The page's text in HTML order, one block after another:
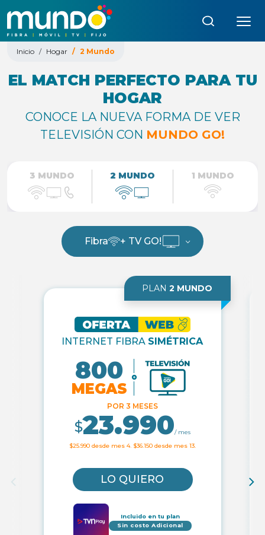
Inicio Hogar 2 Mundo
EL MATCH PERFECTO PARA TU
HOGAR
CONOCE LA NUEVA FORMA DE VER
TELEVISIÓN CON MUNDO GO!
3 MUNDO 2 MUNDO 1 MUNDO
Fibra + TV GO!
PLAN2 MUNDO
INTERNET FIBRA SIMÉTRICA
800
MEGAS
POR 3 MESES
$23.990/ mes
$25.990 desde mes 4. $36.150 desde mes 13.
LO QUIERO
Incluido en tu plan
Sin costo Adicional